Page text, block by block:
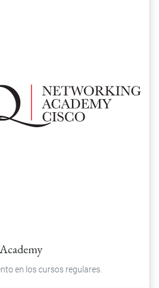
en los cursos regulares.